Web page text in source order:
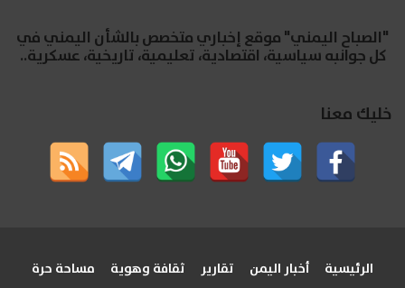
"الصباح اليمني" موقع إخباري متخصص بالشأن اليمني في
كل جوانبه سياسية، اقتصادية، تعليمية، تاريخية، عسكرية..
خليك معنا
الرئيسية أخبار اليمن تقارير ثقافة وهوية
مساحة حرة